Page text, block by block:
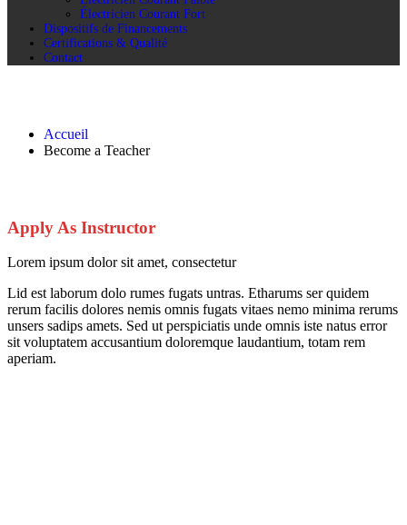
Électricien Courant Fort
Dispositifs de Financements
Certifications & Qualité
Contact
Accueil
Become a Teacher
Apply As Instructor
Lorem ipsum dolor sit amet, consectetur
Lid est laborum dolo rumes fugats untras. Etharums ser quidem
rerum facilis dolores nemis omnis fugats vitaes nemo minima rerums
unsers sadips amets. Sed ut perspiciatis unde omnis iste natus error
sit voluptatem accusantium doloremque laudantium, totam rem
aperiam.